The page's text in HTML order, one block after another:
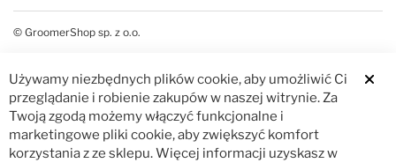
© GroomerShop sp. z o.o.
Używamy niezbędnych plików cookie, aby umożliwić Ci
przeglądanie i robienie zakupów w naszej witrynie. Za
Twoją zgodą możemy włączyć funkcjonalne i
marketingowe pliki cookie, aby zwiększyć komfort
korzystania z ze sklepu. Więcej informacji uzyskasz w